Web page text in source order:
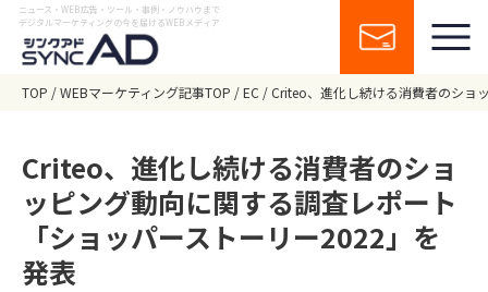
ニュース・WEB広告・ツール・事例・ノウハウまで
デジタルマーケティングの今を届けるWEBメディア
TOP WEBマーケティング記事TOP EC Criteo、進化し続ける消費者のショ
Criteo、進化し続ける消費者のショ
ッピング動向に関する調査レポート
「ショッパーストーリー2022」を
発表